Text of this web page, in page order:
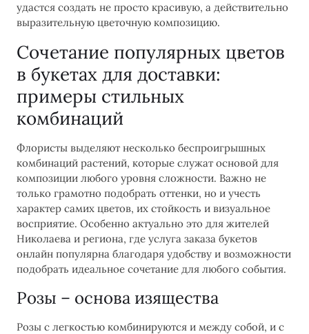
удастся создать не просто красивую, а действительно
выразительную цветочную композицию.
Сочетание популярных цветов
в букетах для доставки:
примеры стильных
комбинаций
Флористы выделяют несколько беспроигрышных
комбинаций растений, которые служат основой для
композиции любого уровня сложности. Важно не
только грамотно подобрать оттенки, но и учесть
характер самих цветов, их стойкость и визуальное
восприятие. Особенно актуально это для жителей
Николаева и региона, где услуга заказа букетов
онлайн популярна благодаря удобству и возможности
подобрать идеальное сочетание для любого события.
Розы – основа изящества
Розы с легкостью комбинируются и между собой, и с